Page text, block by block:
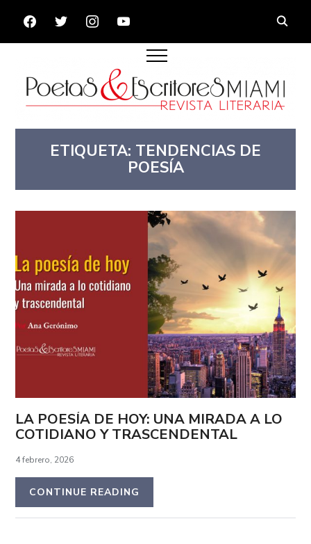
FACEBOOKTWITTERINSTAGRAMYOUTUBE
ETIQUETA: TENDENCIAS DE
POESÍA
LA POESÍA DE HOY: UNA MIRADA A LO
COTIDIANO Y TRASCENDENTAL
4 febrero, 2026
CONTINUE READING